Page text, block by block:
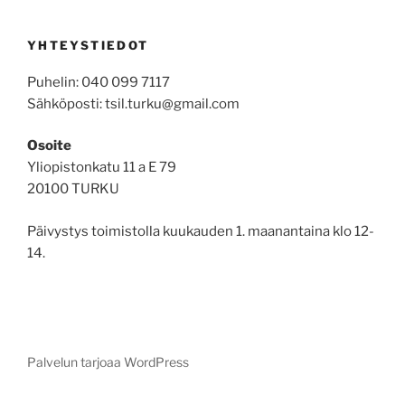
YHTEYSTIEDOT
Puhelin: 040 099 7117
Sähköposti: tsil.turku@gmail.com
Osoite
Yliopistonkatu 11 a E 79
20100 TURKU
Päivystys toimistolla kuukauden 1. maanantaina klo 12-
14.
Palvelun tarjoaa WordPress